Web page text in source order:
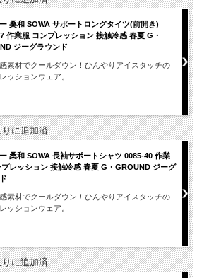
桑和 SOWA サポートロングタイツ(前開き)
作業服 コンプレッション 接触冷感 春夏 G・
ジーグラウンド
素材でクールダウン！ひんやりアイスタッチの
ッションウェア。
に追加済
桑和 SOWA 長袖サポートシャツ 0085-40 作業
プレッション 接触冷感 春夏 G・GROUND ジーグ
素材でクールダウン！ひんやりアイスタッチの
ッションウェア。
に追加済